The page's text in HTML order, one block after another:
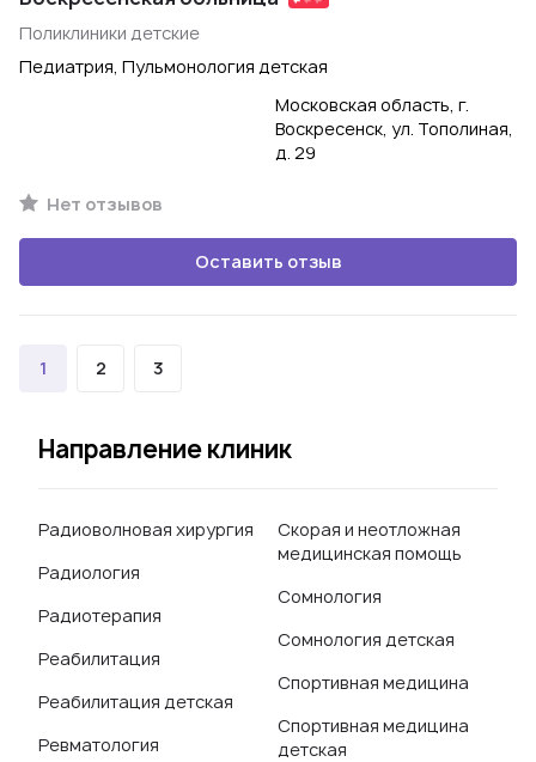
Поликлиники детские
Педиатрия, Пульмонология детская
Московская область, г.
Воскресенск, ул. Тополиная,
д. 29
Нет отзывов
Оставить отзыв
1 2 3
Направление клиник
Радиоволновая хирургия
Радиология
Радиотерапия
Реабилитация
Реабилитация детская
Ревматология
Скорая и неотложная
медицинская помощь
Сомнология
Сомнология детская
Спортивная медицина
Спортивная медицина
детская